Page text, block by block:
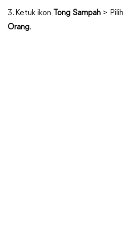
3. Ketuk ikon Tong Sampah > Pilih
Orang.